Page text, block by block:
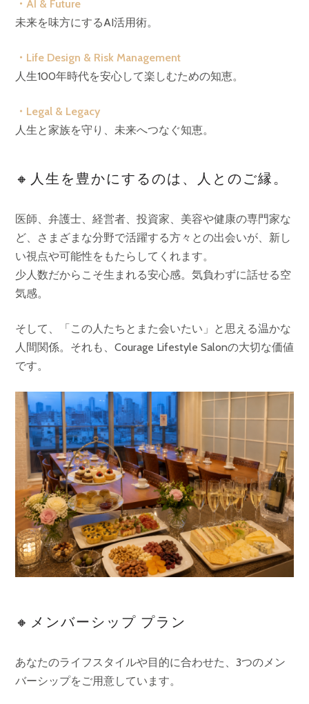
・AI & Future
未来を味方にするAI活用術。
・Life Design & Risk Management
人生100年時代を安心して楽しむための知恵。
・Legal & Legacy
人生と家族を守り、未来へつなぐ知恵。
🔸人生を豊かにするのは、人とのご縁。
医師、弁護士、経営者、投資家、美容や健康の専門家な
ど、さまざまな分野で活躍する方々との出会いが、新し
い視点や可能性をもたらしてくれます。
少人数だからこそ生まれる安心感。気負わずに話せる空
気感。
そして、「この人たちとまた会いたい」と思える温かな
人間関係。それも、Courage Lifestyle Salonの大切な価値
です。
🔸メンバーシップ プラン
あなたのライフスタイルや目的に合わせた、3つのメン
バーシップをご用意しています。